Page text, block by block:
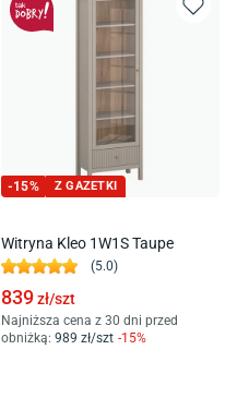
-15% Z GAZETKI
Witryna Kleo 1W1S Taupe
(5.0)
839zł/szt
Najniższa cena z 30 dni przed
obniżką: 989 zł/szt -15%